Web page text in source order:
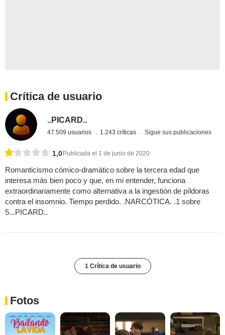
Crítica de usuario
..PICARD..
47.509 usuarios 1.243 críticas Sigue sus publicaciones
1,0Publicada el 1 de junio de 2020
Romanticismo cómico-dramático sobre la tercera edad que
interesa más bien poco y que, en mi entender, funciona
extraordinariamente como alternativa a la ingestión de píldoras
contra el insomnio. Tiempo perdido. .NARCÓTICA. .1 sobre
5...PICARD..
1 Crítica de usuario
Fotos